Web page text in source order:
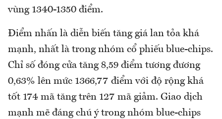
vùng 1340-1350 điểm.
Điểm nhấn là diễn biến tăng giá lan tỏa khá
mạnh, nhất là trong nhóm cổ phiếu blue-chips.
Chỉ số đóng cửa tăng 8,59 điểm tương đương
0,63% lên mức 1366,77 điểm với độ rộng khá
tốt 174 mã tăng trên 127 mã giảm. Giao dịch
mạnh mẽ đáng chú ý trong nhóm blue-chips